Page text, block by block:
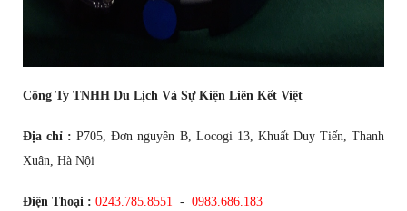
Công Ty TNHH Du Lịch Và Sự Kiện Liên Kết Việt